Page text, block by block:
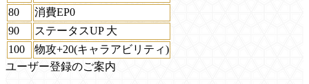
80
消費EP0
90
ステータスUP 大
100
物攻+20(キャラアビリティ)
ユーザー登録のご案内